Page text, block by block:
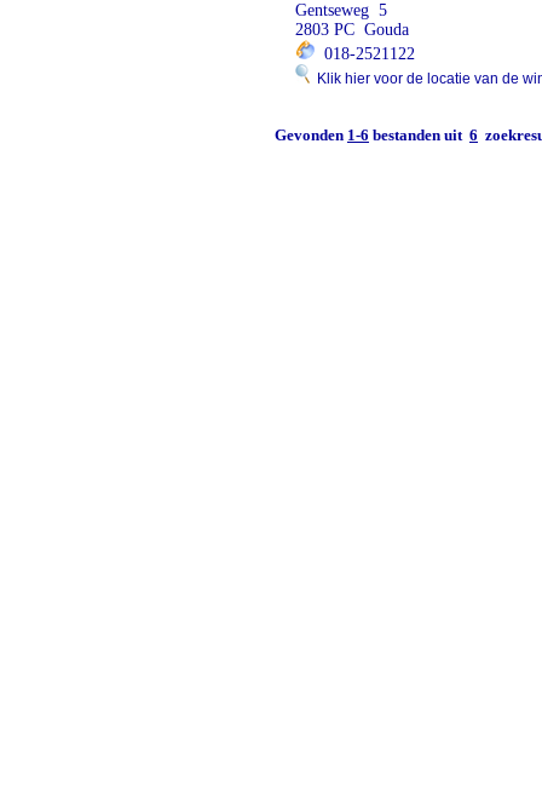
Gentseweg 5
2803 PC Gouda
018-2521122
Klik hier voor de locatie van de
Gevonden 1-6 bestanden uit 6